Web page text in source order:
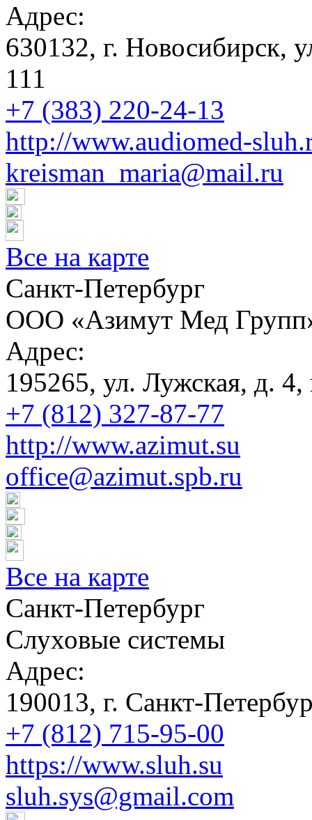
Адрес:
630132, г. Новосибирск,
111
+7 (383) 220-24-13
http://www.audiomed-
kreisman_maria@mail.ru
Все на карте
Санкт-Петербург
ООО «Азимут Мед
Адрес:
195265, ул. Лужская, д.
+7 (812) 327-87-77
http://www.azimut.su
office@azimut.spb.ru
Все на карте
Санкт-Петербург
Слуховые системы
Адрес:
190013, г. Санкт-
+7 (812) 715-95-00
https://www.sluh.su
sluh.sys@gmail.com